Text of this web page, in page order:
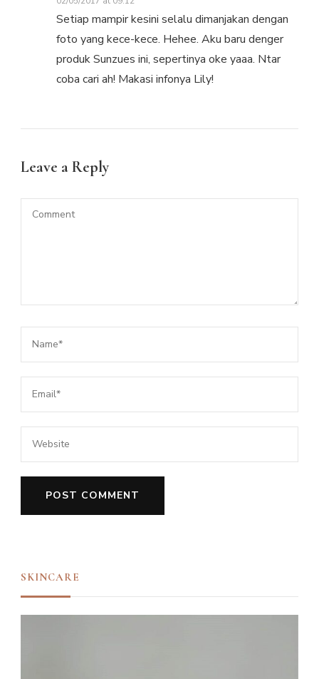
Setiap mampir kesini selalu dimanjakan dengan
foto yang kece-kece. Hehee. Aku baru denger
produk Sunzues ini, sepertinya oke yaaa. Ntar
coba cari ah! Makasi infonya Lily!
Leave a Reply
SKINCARE